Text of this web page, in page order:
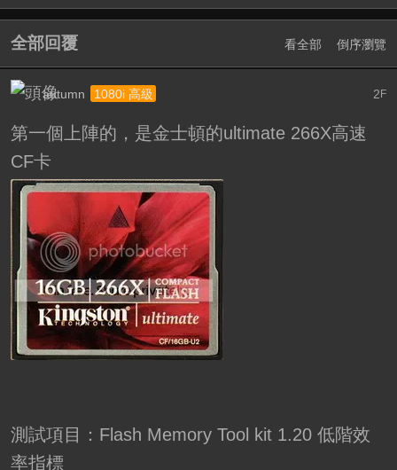
全部回覆 看全部 倒序瀏覽
2F
autumn 1080i 高級
第一個上陣的，是金士頓的ultimate 266X高速
CF卡
測試項目：Flash Memory Tool kit 1.20 低階效
率指標